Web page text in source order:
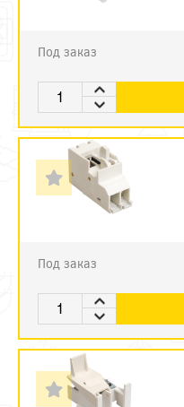
Под заказ
Под заказ